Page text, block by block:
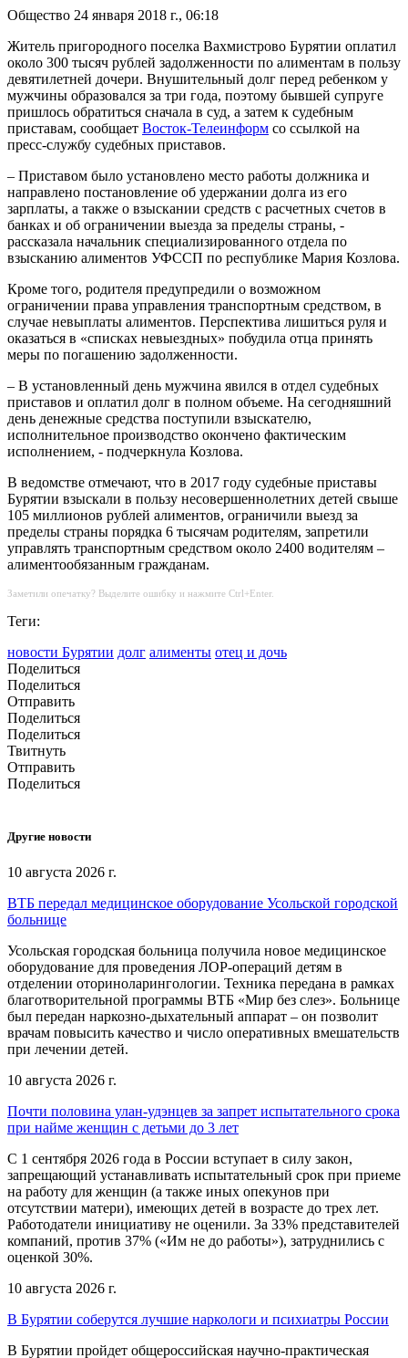
Общество 24 января 2018 г., 06:18
Житель пригородного поселка Вахмистрово Бурятии оплатил
около 300 тысяч рублей задолженности по алиментам в пользу
девятилетней дочери. Внушительный долг перед ребенком у
мужчины образовался за три года, поэтому бывшей супруге
пришлось обратиться сначала в суд, а затем к судебным
приставам, сообщает Восток-Телеинформ со ссылкой на
пресс-службу судебных приставов.
– Приставом было установлено место работы должника и
направлено постановление об удержании долга из его
зарплаты, а также о взыскании средств с расчетных счетов в
банках и об ограничении выезда за пределы страны, -
рассказала начальник специализированного отдела по
взысканию алиментов УФССП по республике Мария Козлова.
Кроме того, родителя предупредили о возможном
ограничении права управления транспортным средством, в
случае невыплаты алиментов. Перспектива лишиться руля и
оказаться в «списках невыездных» побудила отца принять
меры по погашению задолженности.
– В установленный день мужчина явился в отдел судебных
приставов и оплатил долг в полном объеме. На сегодняшний
день денежные средства поступили взыскателю,
исполнительное производство окончено фактическим
исполнением, - подчеркнула Козлова.
В ведомстве отмечают, что в 2017 году судебные приставы
Бурятии взыскали в пользу несовершеннолетних детей свыше
105 миллионов рублей алиментов, ограничили выезд за
пределы страны порядка 6 тысячам родителям, запретили
управлять транспортным средством около 2400 водителям –
алиментообязанным гражданам.
Заметили опечатку? Выделите ошибку и нажмите Ctrl+Enter.
Теги:
новости Бурятии долг алименты отец и дочь
Поделиться
Поделиться
Отправить
Поделиться
Поделиться
Твитнуть
Отправить
Поделиться
Другие новости
10 августа 2026 г.
ВТБ передал медицинское оборудование Усольской городской
больнице
Усольская городская больница получила новое медицинское
оборудование для проведения ЛОР-операций детям в
отделении оториноларингологии. Техника передана в рамках
благотворительной программы ВТБ «Мир без слез». Больнице
был передан наркозно-дыхательный аппарат – он позволит
врачам повысить качество и число оперативных вмешательств
при лечении детей.
10 августа 2026 г.
Почти половина улан-удэнцев за запрет испытательного срока
при найме женщин с детьми до 3 лет
С 1 сентября 2026 года в России вступает в силу закон,
запрещающий устанавливать испытательный срок при приеме
на работу для женщин (а также иных опекунов при
отсутствии матери), имеющих детей в возрасте до трех лет.
Работодатели инициативу не оценили. За 33% представителей
компаний, против 37% («Им не до работы»), затруднились с
оценкой 30%.
10 августа 2026 г.
В Бурятии соберутся лучшие наркологи и психиатры России
В Бурятии пройдет общероссийская научно-практическая